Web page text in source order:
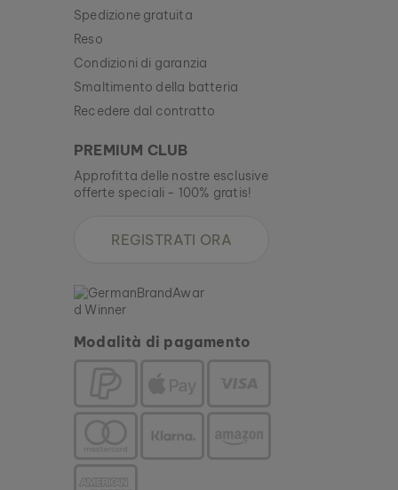
Spedizione gratuita
Reso
Condizioni di garanzia
Smaltimento della batteria
Recedere dal contratto
PREMIUM CLUB
Approfitta delle nostre esclusive
offerte speciali - 100% gratis!
REGISTRATI ORA
Modalità di pagamento